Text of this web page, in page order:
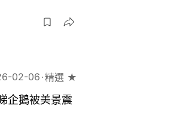
02-06 精選 ★
企鵝被美景震